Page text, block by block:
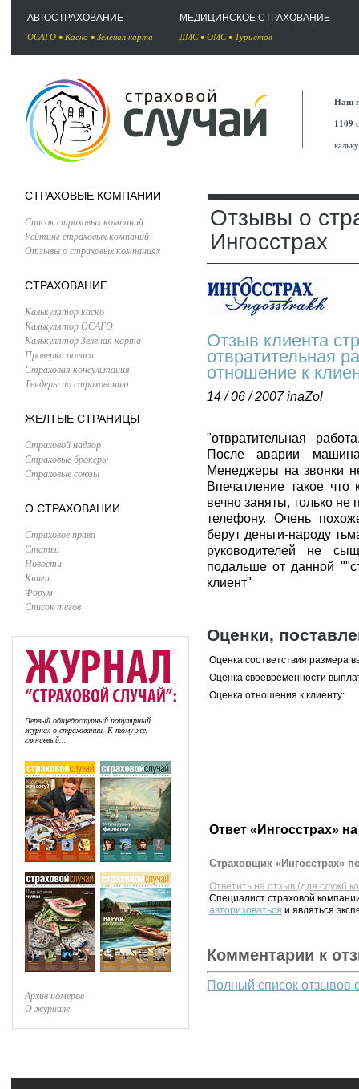
АВТОСТРАХОВАНИЕ
ОСАГО • Каско • Зеленая карта
МЕДИЦИНСКОЕ СТРАХОВАНИЕ
ДМС• ОМС• Туристов
Наш
1109
СТРАХОВЫЕ КОМПАНИИ
Список страховых компаний
Рейтинг страховых компаний
Отзывы о страховых компаниях
СТРАХОВАНИЕ
Калькулятор каско
Калькулятор ОСАГО
Калькулятор Зеленая карта
Проверка полиса
Страховая консультация
Тендеры по страхованию
ЖЕЛТЫЕ СТРАНИЦЫ
Страховой надзор
Страховые брокеры
Страховые союзы
О СТРАХОВАНИИ
Страховое право
Статьи
Новости
Книги
Форум
Список тегов
Первый общедоступный популярный
журнал о страховании. К тому же,
глянцевый...
Архив номеров
О журнале
Отзывы о
Ингосстрах
Отзыв клиента
отвратительная
отношение к
14 / 06 / 2007inaZol
"отвратительная
После аварии
Менеджеры на звонки
Впечатление такое
вечно заняты, только
телефону. Очень
берут деньги-народу
руководителей не
подальше от данной
клиент"
Оценки,
Оценка соответствия размера
Оценка своевременности
Оценка отношения к клиенту:
Ответ «Ингосстрах»
Страховщик «Ингосстрах»
Ответить на отзыв (для служб
Специалист страховой
авторизоваться и являться
Комментарии к
Полный список отзывов